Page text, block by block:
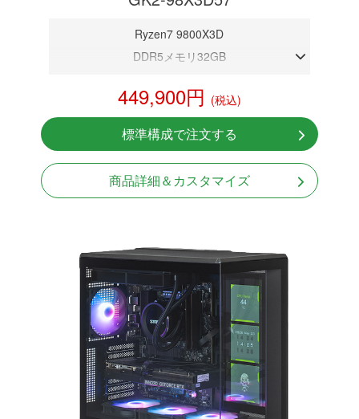
Ryzen7 9800X3D
DDR5メモリ32GB
NVMeSSD 1TB
無線LAN Bluetooth対応
Windows11 Home 64bit
LCDスクリーン搭載
449,900円 (税込)
標準構成で注文する
商品詳細＆カスタマイズ